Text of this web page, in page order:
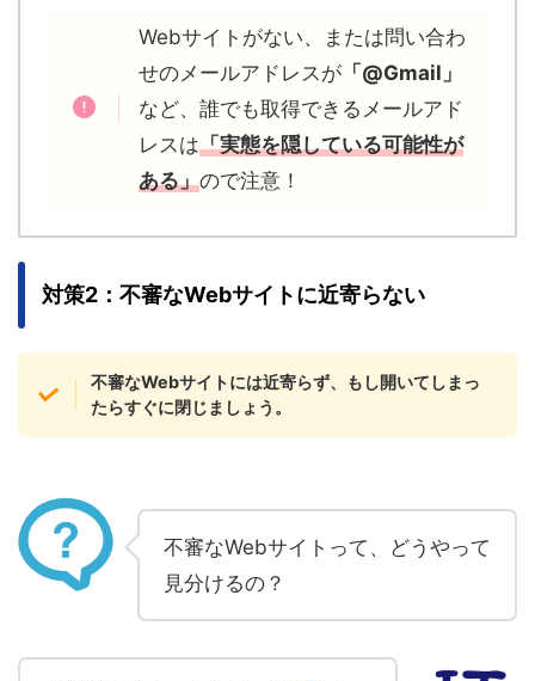
Webサイトがない、または問い合わ
せのメールアドレスが「@Gmail」
など、誰でも取得できるメールアド
レスは「実態を隠している可能性が
ある」ので注意！
対策2：不審なWebサイトに近寄らない
不審なWebサイトには近寄らず、もし開いてしまっ
たらすぐに閉じましょう。
不審なWebサイトって、どうやって
見分けるの？